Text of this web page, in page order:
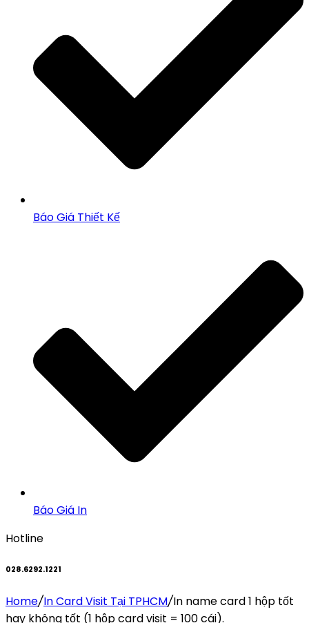
Báo Giá Thiết Kế
Báo Giá In
Hotline
028.6292.1221
Home/In Card Visit Tại TPHCM/In name card 1 hộp tốt
hay không tốt (1 hộp card visit = 100 cái).